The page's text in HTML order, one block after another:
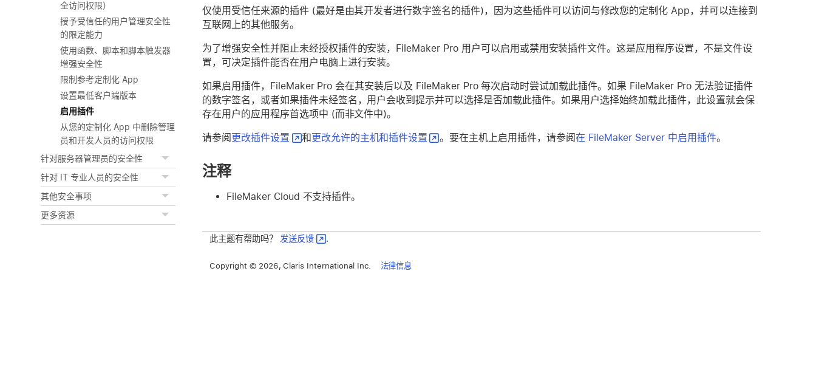
全访问权限）
授予受信任的用户管理安全性
的限定能力
使用函数、脚本和脚本触发器
增强安全性
限制参考定制化 App
设置最低客户端版本
启用插件
从您的定制化 App 中删除管理
员和开发人员的访问权限
针对服务器管理员的安全性
针对 IT 专业人员的安全性
其他安全事项
更多资源
仅使用受信任来源的插件 (最好是由其开发者进行数字签名的插件)，因为这些插件可以访问与修改您的定制化 App，并可以连接到
互联网上的其他服务。
为了增强安全性并阻止未经授权插件的安装，FileMaker Pro 用户可以启用或禁用安装插件文件。这是应用程序设置，不是文件设
置，可决定插件能否在用户电脑上进行安装。
如果启用插件，FileMaker Pro 会在其安装后以及 FileMaker Pro 每次启动时尝试加载此插件。如果 FileMaker Pro 无法验证插件
的数字签名，或者如果插件未经签名，用户会收到提示并可以选择是否加载此插件。如果用户选择始终加载此插件，此设置就会保
存在用户的应用程序首选项中 (而非文件中)。
请参阅更改插件设置 和更改允许的主机和插件设置 。要在主机上启用插件，请参阅在 FileMaker Server 中启用插件。
注释
FileMaker Cloud 不支持插件。
此主题有帮助吗？ 发送反馈 .
Copyright © 2026, Claris International Inc. 法律信息